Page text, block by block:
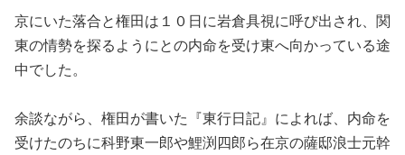
京にいた落合と権田は１０日に岩倉具視に呼び出され、関
東の情勢を探るようにとの内命を受け東へ向かっている途
中でした。
余談ながら、権田が書いた『東行日記』によれば、内命を
受けたのちに科野東一郎や鯉渕四郎ら在京の薩邸浪士元幹